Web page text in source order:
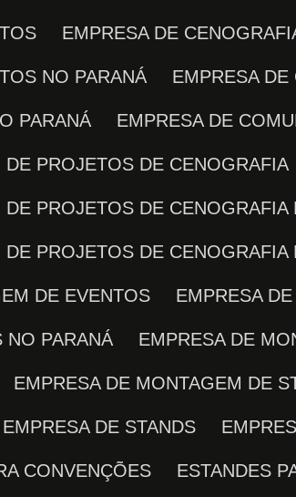
EMPRESA DE
NO PARANÁ EMPRESA
PARANÁ EMPRESA DE
DE PROJETOS DE CENOGRAFIA
DE PROJETOS DE
DE PROJETOS DE CENOGRAFIA
DE EVENTOS EMPRESA
NO PARANÁ EMPRESA DE
EMPRESA DE MONTAGEM DE
EMPRESA DE STANDS
CONVENÇÕES ESTANDES